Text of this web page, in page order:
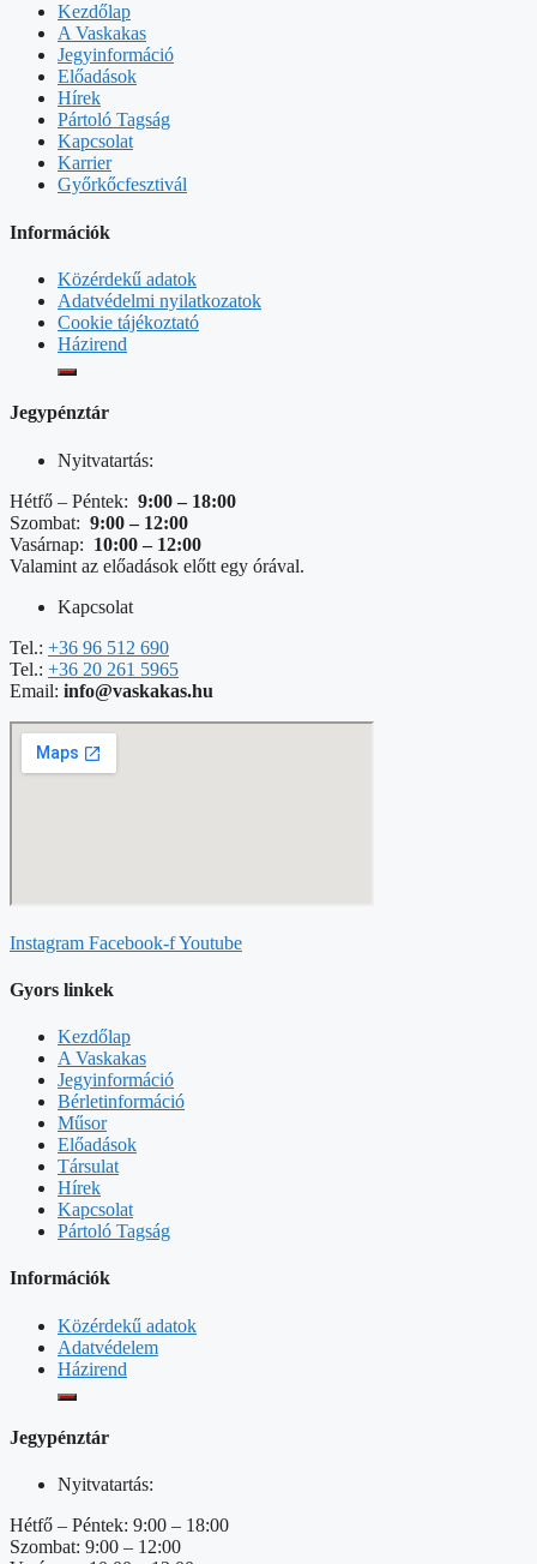
Kezdőlap
A Vaskakas
Jegyinformáció
Előadások
Hírek
Pártoló Tagság
Kapcsolat
Karrier
Győrkőcfesztivál
Információk
Közérdekű adatok
Adatvédelmi nyilatkozatok
Cookie tájékoztató
Házirend
Jegypénztár
Nyitvatartás:
Hétfő – Péntek: 9:00 – 18:00
Szombat: 9:00 – 12:00
Vasárnap: 10:00 – 12:00
Valamint az előadások előtt egy órával.
Kapcsolat
Tel.: +36 96 512 690
Tel.: +36 20 261 5965
Email: info@vaskakas.hu
Instagram Facebook-fYoutube
Gyors linkek
Kezdőlap
A Vaskakas
Jegyinformáció
Bérletinformáció
Műsor
Előadások
Társulat
Hírek
Kapcsolat
Pártoló Tagság
Információk
Közérdekű adatok
Adatvédelem
Házirend
Jegypénztár
Nyitvatartás:
Hétfő – Péntek: 9:00 – 18:00
Szombat: 9:00 – 12:00